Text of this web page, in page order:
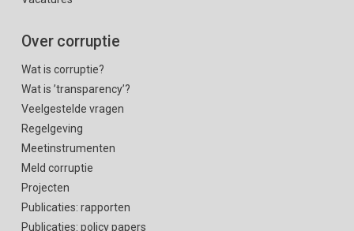
Over corruptie
Wat is corruptie?
Wat is ’transparency’?
Veelgestelde vragen
Regelgeving
Meetinstrumenten
Meld corruptie
Projecten
Publicaties: rapporten
Publicaties: policy papers